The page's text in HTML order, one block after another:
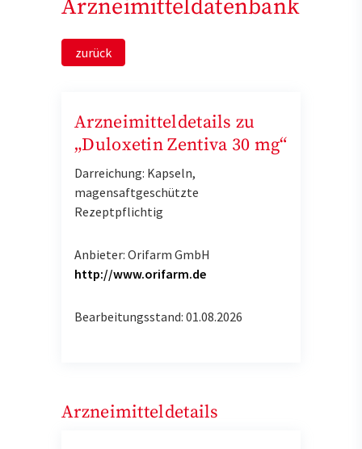
Arzneimitteldatenbank
zurück
Arzneimitteldetails zu
„Duloxetin Zentiva 30 mg“
Darreichung: Kapseln,
magensaftgeschützte
Rezeptpflichtig
Anbieter: Orifarm GmbH
http://www.orifarm.de
Bearbeitungsstand: 01.08.2026
Arzneimitteldetails